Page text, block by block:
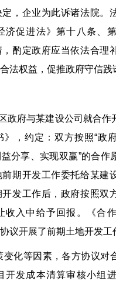
，企业为此诉诸法院。
济促进法》第十八条、
酌定政府应当依法合理
法权益，促推政府守信践
府与某建设公司就合作
》，约定：双方按照“政
分享、实现双赢”的合作
期开发工作委托给某建
发工作后，政府按照双
收入中给予回报。《合
议开展了前期土地开发工
化等因素，各方协议对
开发成本清算审核小组